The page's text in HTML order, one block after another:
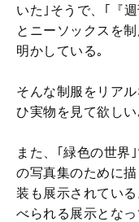
いた｣そうで、｢『
とニーソックスを
明かしている｡
そんな制服をリア
ひ実物を見て欲しい
また、｢緑色の世界
の写真集のために
装も展示されてい
べられる展示とな